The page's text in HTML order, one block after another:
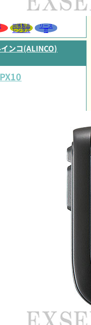
同等製品
レンタル
リース
可
ンコ(ALINCO)